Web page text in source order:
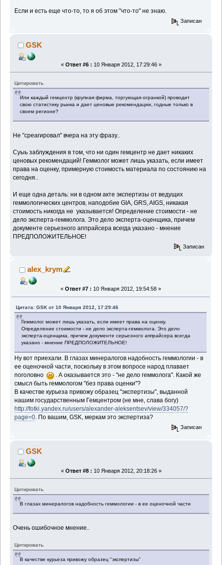
Если и есть еще что-то, то я об этом "что-то" не знаю.
Записан
GSK
« Ответ #6 : 10 Января 2012, 17:29:46 »
Цитировать
Или каждый гемцентр (крупная фирма, торгующая огранкой) проводит
свою статистику рынка и дает ценовые рекомендации, годные только в
своем регионе?
Не "среагировал" вчера на эту фразу..
Суыь заблуждения в том, что ни один гемцентр не дает никаких
ценовых рекомендаций! Геммолог может лишь указать, если имеет
права на оценку, примерную стоимость материала по состоянию на
сегодня..
И еще одна деталь: ни в одном акте экспертизы от ведущих
геммологических центров, наподобие GIA, GRS, AIGS, никакая
стоимость никогда не указывается! Определение стоимости - не
дело эксперта-геммолога. Это дело эксперта-оценщика, причем
документе серьезного аппрайсера всегда указано - мнение
ПРЕДПОЛОЖИТЕЛЬНОЕ!
Записан
alex_krym
« Ответ #7 : 10 Января 2012, 19:54:58 »
Цитата: GSK от 10 Января 2012, 17:29:46
Геммолог может лишь указать, если имеет права на оценку.
Определение стоимости - не дело эксперта-геммолога. Это дело
эксперта-оценщика, причем документе серьезного аппрайсера всегда
указано - мнение ПРЕДПОЛОЖИТЕЛЬНОЕ!
Ну вот приехали. В глазах минералогов надобность геммологии - в
ее оценочной части, поскольку в этом вопросе народ плавает
поголовно
. А оказывается это - "не дело геммолога". Какой же
смысл быть геммологом "без права оценки"?
В качестве курьеза привожу образец "экспертизы", выданной
нашим государственным Гемцентром (не мне, слава богу)
http://fotki.yandex.ru/users/alexander-aleksentsev/view/334057/?
page=0. По вашим, GSK, меркам это экспертиза?
Записан
GSK
« Ответ #8 : 10 Января 2012, 20:18:26 »
Цитировать
В глазах минералогов надобность геммологии - в ее оценочной части
Очень ошибочное мнение..
Цитировать
В качестве курьеза привожу образец "экспертизы"